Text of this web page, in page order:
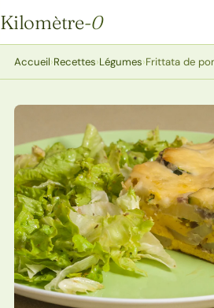
Kilomètre-0
Kilomètre-0
Accueil›Recettes›Légumes›